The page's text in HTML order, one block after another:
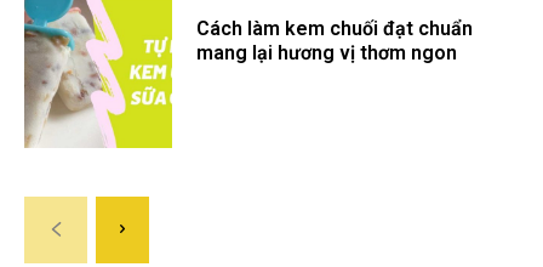
Cách làm kem chuối đạt chuẩn
mang lại hương vị thơm ngon